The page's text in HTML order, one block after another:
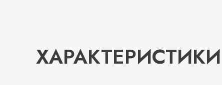
ХАРАКТЕРИСТИКИ